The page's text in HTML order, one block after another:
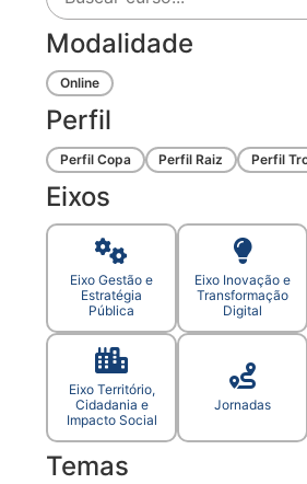
Modalidade
Online
Perfil
Perfil Copa Perfil Raiz Perfil
Eixos
Eixo Gestão e
Estratégia
Pública
Eixo Inovação e
Transformação
Digital
Eixo Território,
Cidadania e
Impacto Social
Jornadas
Temas